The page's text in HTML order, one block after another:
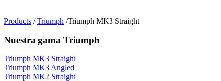
Products /Triumph /Triumph MK3 Straight
Nuestra gama Triumph
Triumph MK3 Straight
Triumph MK3 Angled
Triumph MK2 Straight